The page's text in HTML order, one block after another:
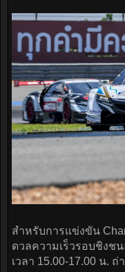
สำหรับการแข่งขัน
ดวลความเร็วรอบชิงช
เวลา 15.00-17.00 น.